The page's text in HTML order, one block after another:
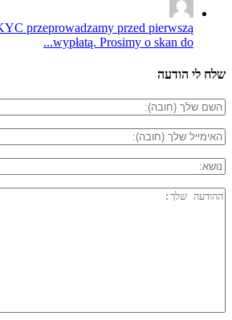
przeprowadzamy przed pierwszą
wypłatą. Prosimy o skan do...
שלח לי הודעה